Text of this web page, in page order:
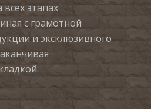
этапах
с грамотной
и эксклюзивного